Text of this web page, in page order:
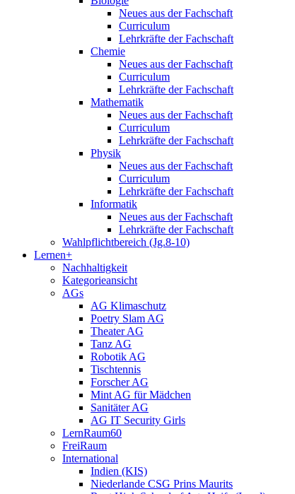
Neues aus der Fachschaft
Curriculum
Lehrkräfte der Fachschaft
Chemie
Neues aus der Fachschaft
Curriculum
Lehrkräfte der Fachschaft
Mathematik
Neues aus der Fachschaft
Curriculum
Lehrkräfte der Fachschaft
Physik
Neues aus der Fachschaft
Curriculum
Lehrkräfte der Fachschaft
Informatik
Neues aus der Fachschaft
Lehrkräfte der Fachschaft
Wahlpflichtbereich (Jg.8-10)
Lernen+
Nachhaltigkeit
Kategorieansicht
AGs
AG Klimaschutz
Poetry Slam AG
Theater AG
Tanz AG
Robotik AG
Tischtennis
Forscher AG
Mint AG für Mädchen
Sanitäter AG
AG IT Security Girls
LernRaum60
FreiRaum
International
Indien (KIS)
Niederlande CSG Prins Maurits